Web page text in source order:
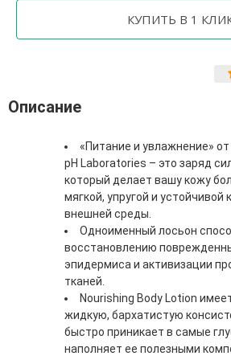
Фитопластика волос
Для Лица
Бальзамы для лица
Карбокситерапия
Кремы для лица
Лосьоны, тоники и мисты для лица
Маски для лица
Масла для лица
Мицеллярная вода
Молочко и сливки для лица
Наборы для ухода за лицом
Пенки и муссы для лица
Скрабы, пилинги и гоммажи для лица
Спреи для лица
Средства для умывания
Сыворотки, эликсиры, эмульсии,
Описание
«Питание и увлажнение»
pH Laboratories – это заряд
который делает вашу кожу
мягкой, упругой и устойчивой
внешней среды.
Одноименный лосьон
восстановлению
эпидермиса и активизации
тканей.
Nourishing Body Lotion
жидкую, бархатистую
быстро приникает в самые
наполняет ее полезными